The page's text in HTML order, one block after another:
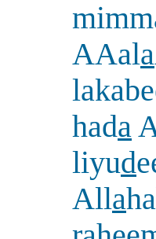
AAala
hada
liyud
Alla